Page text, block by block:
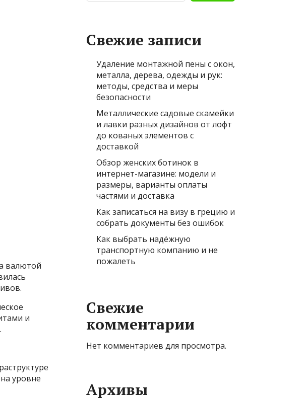
валютой
и
уровне
Свежие записи
Удаление монтажной пены с окон,
металла, дерева, одежды и рук:
методы, средства и меры
безопасности
Металлические садовые скамейки
и лавки разных дизайнов от лофт
до кованых элементов с
доставкой
Обзор женских ботинок в
интернет-магазине: модели и
размеры, варианты оплаты
частями и доставка
Как записаться на визу в грецию и
собрать документы без ошибок
Как выбрать надёжную
транспортную компанию и не
пожалеть
Свежие
комментарии
Нет комментариев для просмотра.
Архивы